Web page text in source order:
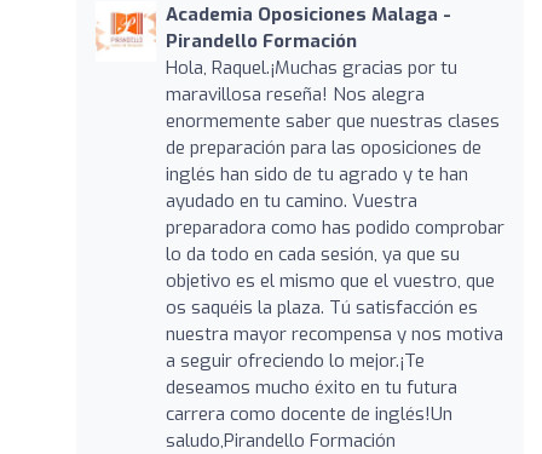
Academia Oposiciones Malaga -
Pirandello Formación
Hola, Raquel.¡Muchas gracias por tu
maravillosa reseña! Nos alegra
enormemente saber que nuestras clases
de preparación para las oposiciones de
inglés han sido de tu agrado y te han
ayudado en tu camino. Vuestra
preparadora como has podido comprobar
lo da todo en cada sesión, ya que su
objetivo es el mismo que el vuestro, que
os saquéis la plaza. Tú satisfacción es
nuestra mayor recompensa y nos motiva
a seguir ofreciendo lo mejor.¡Te
deseamos mucho éxito en tu futura
carrera como docente de inglés!Un
saludo,Pirandello Formación